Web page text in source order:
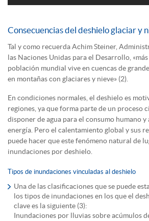
Consecuencias del deshielo glaciar y
Tal y como recuerda Achim Steiner,
las Naciones Unidas para el Desarrollo,
población mundial vive en cuencas de
en montañas con glaciares y nieve» (2).
En condiciones normales, el deshielo es
regiones, ya que forma parte de un proceso
disponer de agua para el consumo humano
energía. Pero el calentamiento global y sus
puede hacer que este fenómeno natural de
inundaciones por deshielo.
Tipos de inundaciones vinculadas al deshielo
Una de las clasificaciones que se puede
los tipos de inundaciones en los que el
clave es la siguiente (3):
Inundaciones por lluvias sobre acúmulos